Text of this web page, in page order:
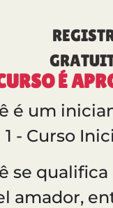
É
é um
1 - Curso
se
amador,